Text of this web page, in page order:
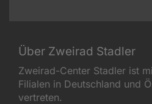
Über Zweirad Stadler
Zweirad-Center Stadler ist
Filialen in Deutschland und
vertreten.